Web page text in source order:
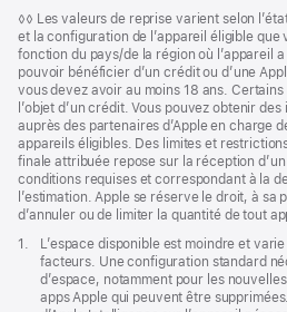
Note
de
bas
de
page
◊◊ Les valeurs de reprise varient selon
et la configuration de l’appareil éligible
fonction du pays/de la région où l’appareil
pouvoir bénéficier d’un crédit ou d’une
vous devez avoir au moins 18 ans.
l’objet d’un crédit. Vous pouvez obtenir
auprès des partenaires d’Apple en charge
appareils éligibles. Des limites et
finale attribuée repose sur la réception
conditions requises et correspondant à la
l’estimation. Apple se réserve le droit, à
d’annuler ou de limiter la quantité de tout
Note
1.
L’espace disponible est moindre et
facteurs. Une configuration standard
d’espace, notamment pour les
apps Apple qui peuvent être